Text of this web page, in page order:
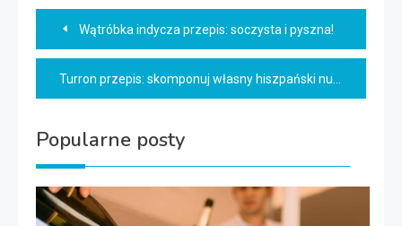
Nawigacja
wpisu
Wątróbka indycza przepis: soczysta i pyszna!
Turron przepis: skomponuj własny hiszpański nugat!
Popularne posty